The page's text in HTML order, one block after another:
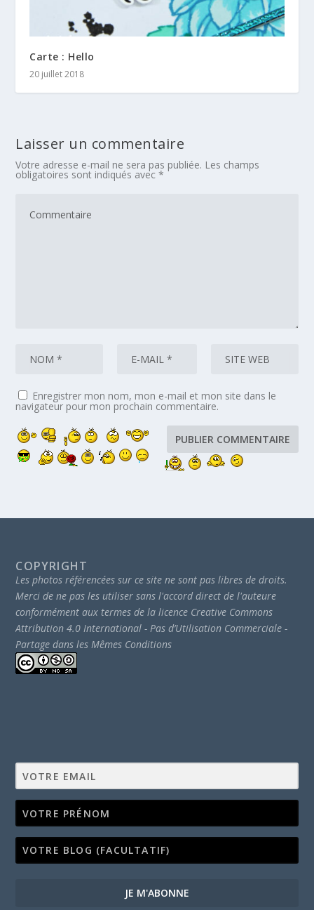
Carte : Hello
20 juillet 2018
Laisser un commentaire
Votre adresse e-mail ne sera pas publiée. Les champs
obligatoires sont indiqués avec*
Enregistrer mon nom, mon e-mail et mon site dans le
navigateur pour mon prochain commentaire.
COPYRIGHT
Les photos référencées sur ce site ne sont pas libres de droits.
Merci de ne pas les utiliser sans l'accord direct de l'auteure
conformément aux termes de la licence Creative Commons
Attribution 4.0 International - Pas d’Utilisation Commerciale -
Partage dans les Mêmes Conditions
JE M'ABONNE